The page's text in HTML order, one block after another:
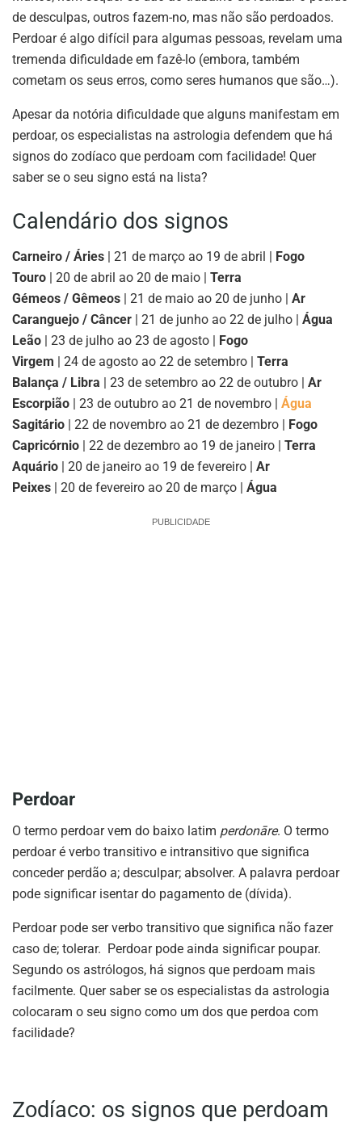
de desculpas, outros fazem-no, mas não são perdoados.
Perdoar é algo difícil para algumas pessoas, revelam uma
tremenda dificuldade em fazê-lo (embora, também
cometam os seus erros, como seres humanos que são…).
Apesar da notória dificuldade que alguns manifestam em
perdoar, os especialistas na astrologia defendem que há
signos do zodíaco que perdoam com facilidade! Quer
saber se o seu signo está na lista?
Calendário dos signos
Carneiro / Áries | 21 de março ao 19 de abril |
Fogo
Touro | 20 de abril ao 20 de maio | Terra
Gémeos / Gêmeos | 21 de maio ao 20 de junho | Ar
Caranguejo / Câncer | 21 de junho ao 22 de julho | Água
Leão | 23 de julho ao 23 de agosto |
Fogo
Virgem | 24 de agosto ao 22 de setembro | Terra
Balança / Libra | 23 de setembro ao 22 de outubro | Ar
Escorpião | 23 de outubro ao 21 de novembro | Água
Sagitário | 22 de novembro ao 21 de dezembro |
Fogo
Capricórnio | 22 de dezembro ao 19 de janeiro | Terra
Aquário | 20 de janeiro ao 19 de fevereiro | Ar
Peixes | 20 de fevereiro ao 20 de março | Água
PUBLICIDADE
Perdoar
O termo perdoar vem do baixo latim perdonāre. O termo
perdoar é verbo transitivo e intransitivo que significa
conceder perdão a; desculpar; absolver. A palavra perdoar
pode significar isentar do pagamento de (dívida).
Perdoar pode ser verbo transitivo que significa não fazer
caso de; tolerar. Perdoar pode ainda significar poupar.
Segundo os astrólogos, há signos que perdoam mais
facilmente. Quer saber se os especialistas da astrologia
colocaram o seu signo como um dos que perdoa com
facilidade?
Zodíaco: os signos que perdoam